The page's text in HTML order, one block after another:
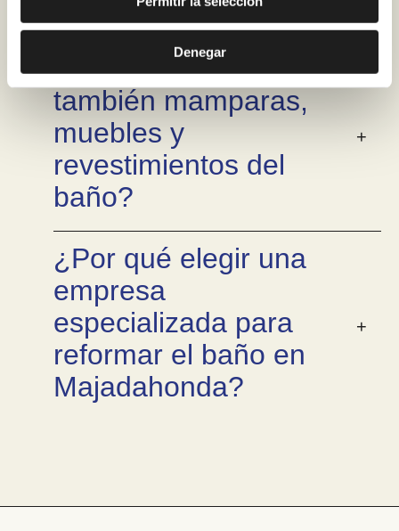
Denegar
Majadahonda?
¿Podéis renovar
también mamparas,
muebles y
revestimientos del
baño?
¿Por qué elegir una
empresa
especializada para
reformar el baño en
Majadahonda?